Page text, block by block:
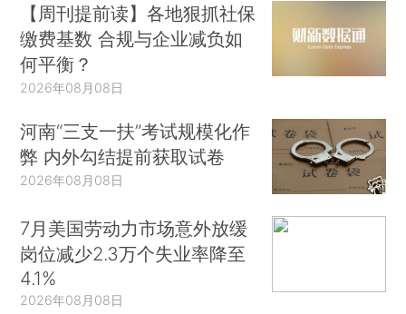
【周刊提前读】各地狠抓社保
缴费基数 合规与企业减负如
何平衡？
2026年08月08日
河南“三支一扶”考试规模化作
弊 内外勾结提前获取试卷
2026年08月08日
7月美国劳动力市场意外放缓
岗位减少2.3万个失业率降至
4.1%
2026年08月08日